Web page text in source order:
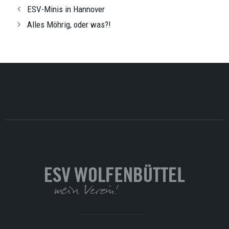
ESV-Minis in Hannover
Alles Möhrig, oder was?!